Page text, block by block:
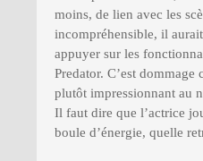
moins, de lien avec les
incompréhensible, il
appuyer sur les
Predator. C’est
plutôt impressionnant au
Il faut dire que l’actrice
boule d’énergie, quelle